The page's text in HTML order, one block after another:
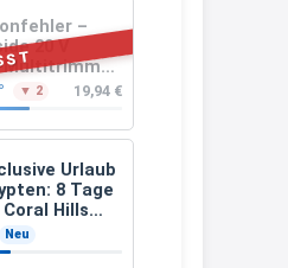
–
20 V
Multitrimmer
20-Li A1
Akku und
▼ 2 19,94 €
Urlaub
8 Tage
Hills
Marsa Alam
ab 299 €
Neu
stornieren und
da man
oder auch
im
an der Kasse
einlösen kann.